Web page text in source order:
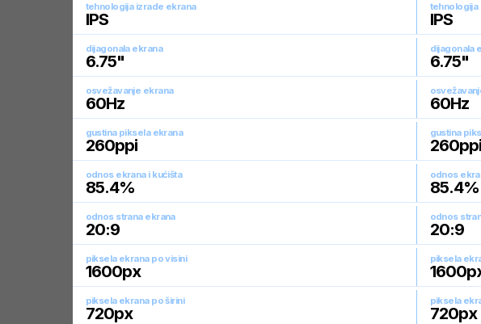
tehnologija izrade ekrana
IPS
tehnologija
IPS
dijagonala ekrana
6.75"
dijagonala
6.75"
osvežavanje ekrana
60Hz 60Hz
gustina piksela ekrana
260ppi
gustina
260ppi
odnos ekrana i kućišta
85.4%
odnos
85.4%
odnos strana ekrana
20:9
odnos
20:9
piksela ekrana po visini
1600px
piksela
1600
piksela ekrana po širini
720px
piksela
720px